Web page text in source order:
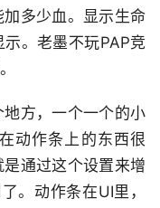
多少血。显示生命
。老墨不玩PAP竞
方，一个一个的小
动作条上的东西很
通过这个设置来增
。动作条在UI里，